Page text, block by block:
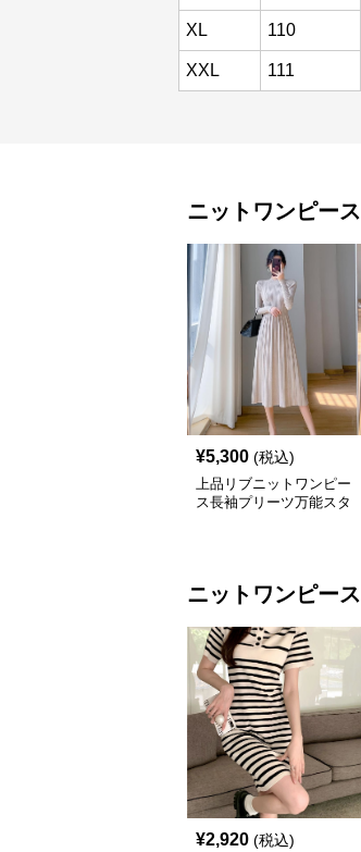
XL 110
XXL 111
ニットワンピース
¥5,300 (税込)
上品リブニットワンピー
ス長袖プリーツ万能スタ
ニットワンピース
¥2,920 (税込)